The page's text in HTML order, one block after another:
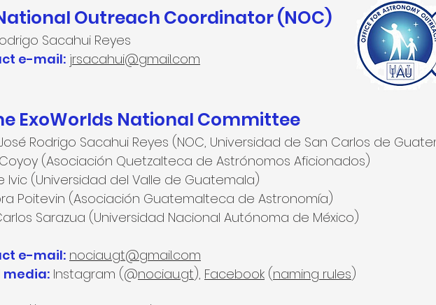
Outreach Coordinator (NOC)
Sacahui Reyes
e-mail: jrsacahui@gmail.com
ExoWorlds National Committee
Rodrigo Sacahui Reyes (NOC, Universidad de San Carlos de
(Asociación Quetzalteca de Astrónomos Aficionados)
Ivic (Universidad del Valle de Guatemala)
Poitevin (Asociación Guatemalteca de Astronomía)
Sarazua (Universidad Nacional Autónoma de México)
e-mail: nociau.gt@gmail.com
media: Instagram (@nociau.gt), Facebook (naming rules)